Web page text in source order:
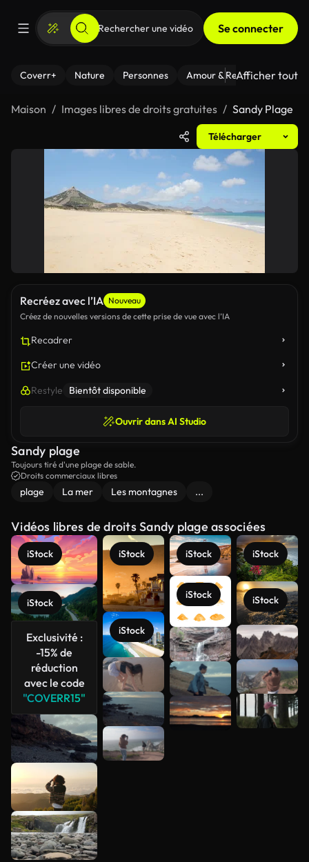
Se connecter
Coverr+ Nature Personnes Amour & Relations Le
Afficher tout
Maison Images libres de droits gratuites Sandy Plage
Télécharger
Recréez avec l’IA Nouveau
Créez de nouvelles versions de cette prise de vue avec l’IA
Recadrer
Créer une vidéo
Restyle Bientôt disponible
Ouvrir dans AI Studio
Sandy plage
Toujours tiré d'une plage de sable.
Droits commerciaux libres
plage La mer Les montagnes ...
Vidéos libres de droits Sandy plage associées
iStock
iStock
Exclusivité :
-15% de
réduction
avec le code
"COVERR15"
iStock
iStock
iStock
iStock
iStock
iStock
Voir plus